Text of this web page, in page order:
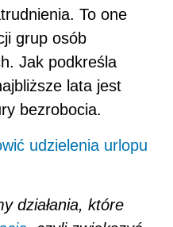
To one
grup osób
Jak podkreśla
lata jest
bezrobocia.
udzielenia urlopu
działania, które